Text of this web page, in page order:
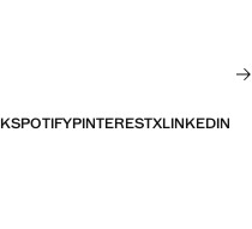
SPOTIFYPINTERESTXLINKEDIN